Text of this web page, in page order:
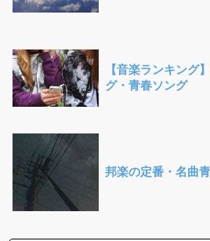
【音楽ランキング
グ・青春ソング
邦楽の定番・名曲